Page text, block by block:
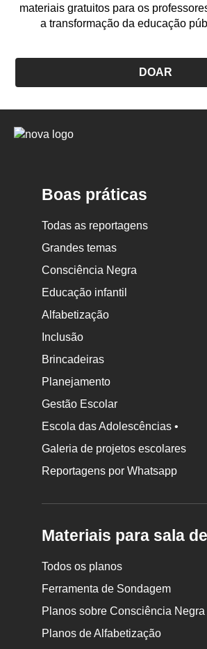
materiais gratuitos para os
a transformação da educação
DOAR
Logo
Boas práticas
Todas as reportagens
Grandes temas
Consciência Negra
Educação infantil
Alfabetização
Inclusão
Brincadeiras
Planejamento
Gestão Escolar
Escola das Adolescências •
Galeria de projetos escolares
Reportagens por Whatsapp
Materiais para sala
Todos os planos
Ferramenta de Sondagem
Planos sobre Consciência Negra
Planos de Alfabetização